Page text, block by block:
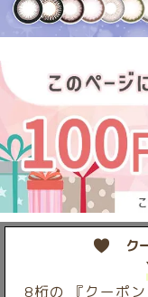
ク
8桁の 『クーポ